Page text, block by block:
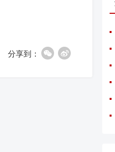
分享到：